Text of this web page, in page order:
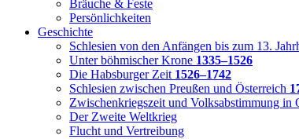
Bräuche & Feste
Persönlichkeiten
Geschichte
Schlesien von den Anfängen bis zum 13.
Unter böhmischer Krone 1335–1526
Die Habsburger Zeit 1526–1742
Schlesien zwischen Preußen und Österreich
Zwischenkriegszeit und Volksabstimmung in
Der Zweite Weltkrieg
Flucht und Vertreibung